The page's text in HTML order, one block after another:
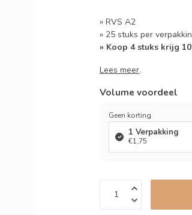
» RVS A2
» 25 stuks per
» Koop 4 stuks krijg
Lees meer.
Volume voordeel
Geen korting
1 Verpakking
€1,75